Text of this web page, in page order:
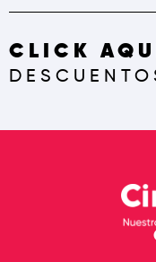
CLICK